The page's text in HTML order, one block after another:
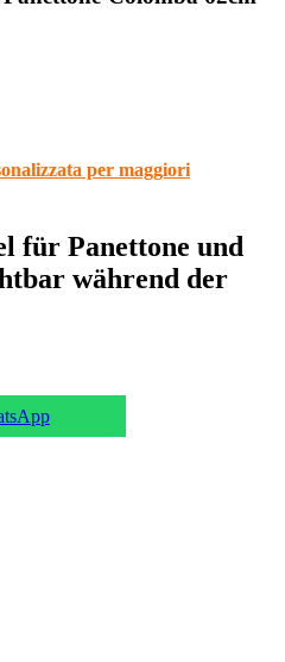
per maggiori
für Panettone und
während der